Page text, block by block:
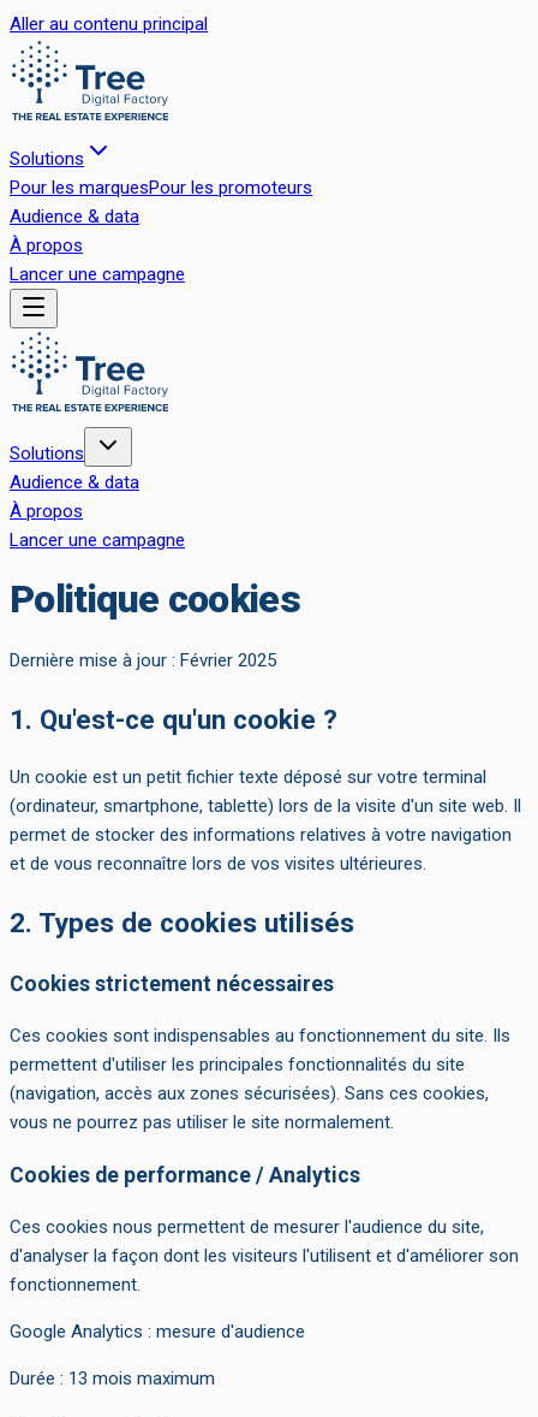
Aller au contenu principal
Solutions
Pour les marquesPour les promoteurs
Audience & data
À propos
Lancer une campagne
Solutions
Audience & data
À propos
Lancer une campagne
Politique cookies
Dernière mise à jour : Février 2025
1. Qu'est-ce qu'un cookie ?
Un cookie est un petit fichier texte déposé sur votre terminal
(ordinateur, smartphone, tablette) lors de la visite d'un site web. Il
permet de stocker des informations relatives à votre navigation
et de vous reconnaître lors de vos visites ultérieures.
2. Types de cookies utilisés
Cookies strictement nécessaires
Ces cookies sont indispensables au fonctionnement du site. Ils
permettent d'utiliser les principales fonctionnalités du site
(navigation, accès aux zones sécurisées). Sans ces cookies,
vous ne pourrez pas utiliser le site normalement.
Cookies de performance / Analytics
Ces cookies nous permettent de mesurer l'audience du site,
d'analyser la façon dont les visiteurs l'utilisent et d'améliorer son
fonctionnement.
Google Analytics : mesure d'audience
Durée : 13 mois maximum